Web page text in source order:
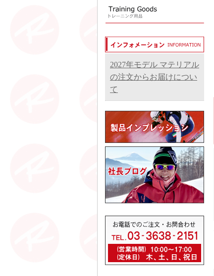
2027年モデル マテリアル
の注文からお届けについ
て